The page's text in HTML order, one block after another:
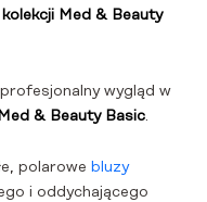
kolekcji Med & Beauty
wygląd w
Med & Beauty Basic.
polarowe bluzy
i oddychającego